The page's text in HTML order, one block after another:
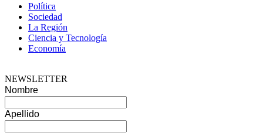
Política
Sociedad
La Región
Ciencia y Tecnología
Economía
NEWSLETTER
Nombre
Apellido